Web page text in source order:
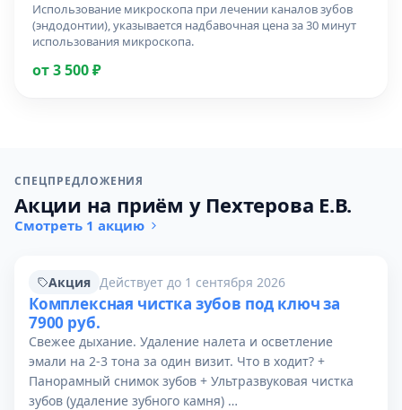
Использование микроскопа при лечении каналов зубов
(эндодонтии), указывается надбавочная цена за 30 минут
использования микроскопа.
от 3 500 ₽
СПЕЦПРЕДЛОЖЕНИЯ
Акции на приём у Пехтерова Е.В.
Смотреть 1 акцию
Акция Действует до 1 сентября 2026
Комплексная чистка зубов под ключ за
7900 руб.
Свежее дыхание. Удаление налета и осветление
эмали на 2-3 тона за один визит. Что в ходит? +
Панорамный снимок зубов + Ультразвуковая чистка
зубов (удаление зубного камня) …